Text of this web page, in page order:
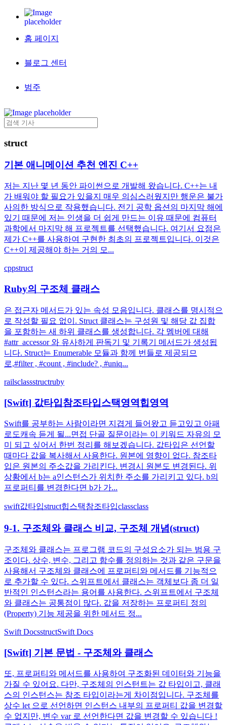
홈 페이지
블로그 센터
범주
struct
기본 애니메이션 추천 엔진 C++
저는 지난 몇 년 동안 파이썬으로 개발해 왔습니다. C++는 내
가 배워야 할 필요가 있을지 매우 의심스러웠지만 행운은 불가
사의한 방식으로 작용했습니다. 전기 공학 옵션의 마지막 해에
있기 때문에 저는 인생을 더 쉽게 만드는 이유 때문에 컴퓨터
과학에서 마지막 해 프로젝트를 선택했습니다. 여기서 요점은
제가 C++를 사용하여 구현한 최초의 프로젝트입니다. 이것은
C++이 제공해야 하는 거의 모...
cppstruct
Ruby의 구조체 클래스
은 접근자 메서드가 있는 속성 모음입니다. 클래스를 명시적으
로 작성할 필요 없이. Struct 클래스는 구성원 및 해당 값 집합
을 포함하는 새 하위 클래스를 생성합니다. 각 멤버에 대해
#attr_accessor 와 유사하게 판독기 및 기록기 메서드가 생성됩
니다. Struct는 Enumerable 모듈과 함께 번들로 제공되므
로,#filter , #count , #include? , #uniq...
railsclassstructruby
[Swift] 값타입참조타입스택영역힙영역
Swift를 공부하는 사람이라면 지겹게 들어왔고 듣고있고 아패
로도캐속 듣게 될...면접 단골 질문이라는 이 키워드 자유의 모
미 되고 싶어서 한번 정리를 해보겠습니다. 값타입은 선언할
때마다 값을 복사해서 사용한다. 원본에 영향이 없다. 참조타
입은 원본의 주소값을 가리킨다. 변경시 원본도 변경된다. 위
상황에서 b는 a인스턴스가 위치한 주소를 가리키고 있다. b의
프로퍼티를 변경한다면 b가 가...
swift값타입struct힙스택참조타입classclass
9-1. 구조체와 클래스 비교, 구조체 개념(struct)
구조체와 클래스는 프로그램 코드의 구성요소가 되는 범용 구
조이다. 상수, 변수, 그리고 함수를 정의하는 것과 같은 구문을
사용해서 구조체와 클래스에 프로퍼티와 메서드를 기능적으
로 추가할 수 있다. 스위프트에서 클래스는 객체보다 좀 더 일
반적인 인스턴스라는 용어를 사용한다. 스위프트에서 구조체
와 클래스는 공통점이 많다. 값을 저장하는 프로퍼티 정의
(Property) 기능 제공을 위한 메서드 정...
Swift DocsstructSwift Docs
[Swift] 기본 문법 - 구조체와 클래스
또, 프로퍼티와 메서드를 사용하여 구조화된 데이터와 기능을
가질 수 있어요. 다만, 구조체의 인스턴트는 값 타입이고, 클래
스의 인스턴스는 참조 타입이라는게 차이점입니다. 구조체를
상수 let 으로 선언하면 인스턴스 내부의 프로퍼티 값을 변경할
수 없지만, 변수 var 로 선언한다면 값을 변경할 수 있습니다 !